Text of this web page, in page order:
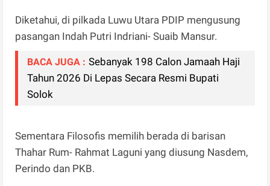
Diketahui, di pilkada Luwu Utara PDIP mengusung
pasangan Indah Putri Indriani- Suaib Mansur.
BACA JUGA : Sebanyak 198 Calon Jamaah Haji
Tahun 2026 Di Lepas Secara Resmi Bupati
Solok
Sementara Filosofis memilih berada di barisan
Thahar Rum- Rahmat Laguni yang diusung Nasdem,
Perindo dan PKB.